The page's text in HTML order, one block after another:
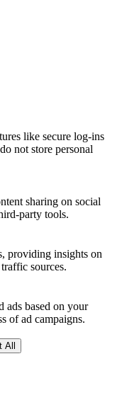
like secure log-ins
not store personal
sharing on social
party tools.
providing insights on
sources.
ads based on your
of ad campaigns.
All